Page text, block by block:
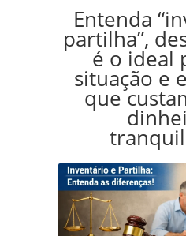
Entenda
partilha”,
é o ideal
situação e
que